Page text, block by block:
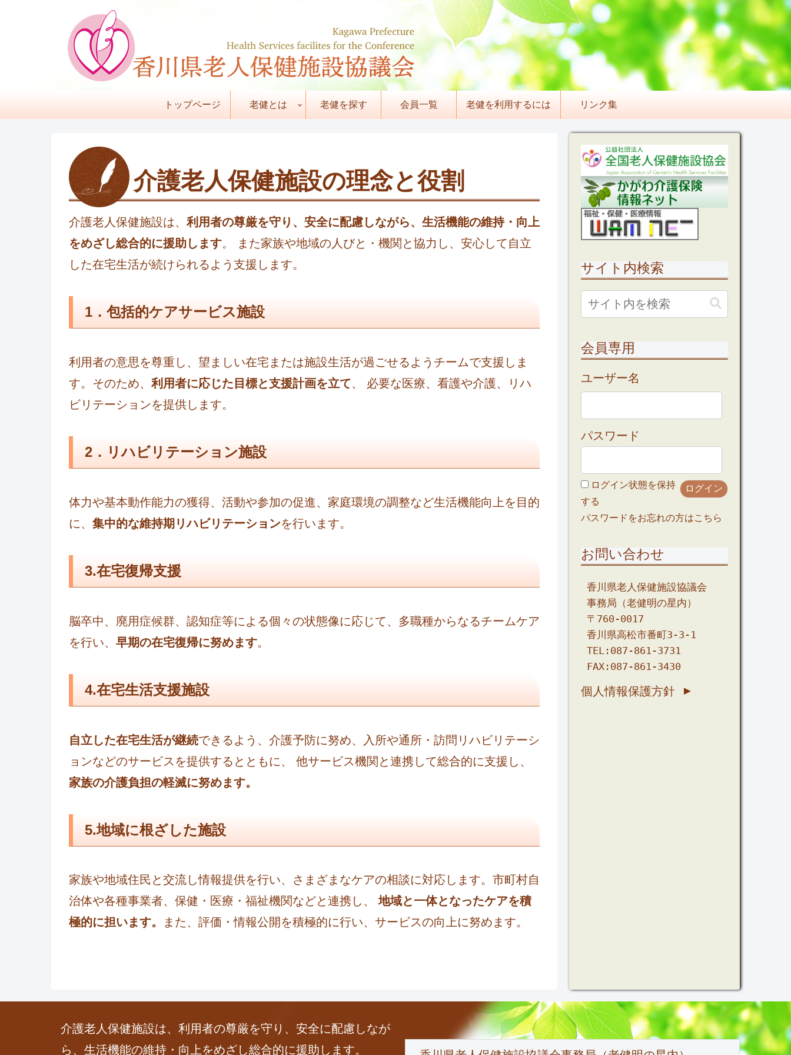
トップページ 老健とは 老健を探す 会員一覧 老健を利用するには リンク集
介護老人保健施設の理念と役割
介護老人保健施設は、利用者の尊厳を守り、安全に配慮しながら、生活機能の維持・向上
をめざし総合的に援助します。 また家族や地域の人びと・機関と協力し、安心して自立
した在宅生活が続けられるよう支援します。
1．包括的ケアサービス施設
利用者の意思を尊重し、望ましい在宅または施設生活が過ごせるようチームで支援しま
す。そのため、利用者に応じた目標と支援計画を立て、 必要な医療、看護や介護、リハ
ビリテーションを提供します。
2．リハビリテーション施設
体力や基本動作能力の獲得、活動や参加の促進、家庭環境の調整など生活機能向上を目的
に、 集中的な維持期リハビリテーションを行います。
3.在宅復帰支援
脳卒中、廃用症候群、認知症等による個々の状態像に応じて、多職種からなるチームケア
を行い、 早期の在宅復帰に努めます。
4.在宅生活支援施設
自立した在宅生活が継続できるよう、介護予防に努め、入所や通所・訪問リハビリテーシ
ョンなどのサービスを提供するとともに、 他サービス機関と連携して総合的に支援し、
家族の介護負担の軽滅に努めます。
5.地域に根ざした施設
家族や地域住民と交流し情報提供を行い、さまざまなケアの相談に対応します。市町村自
治体や各種事業者、保健・医療・福祉機関などと連携し、地域と一体となったケアを積
極的に担います。
また、評価・情報公開を積極的に行い、サービスの向上に努めます。
サイト内検索
会員専用
ユーザー名
パスワード
ログイン状態を保持
する
パスワードをお忘れの方はこちら
お問い合わせ
香川県老人保健施設協議会
事務局（老健明の星内）
〒760-0017
香川県高松市番町3-3-1
TEL:087-861-3731
個人情報保護方針
介護老人保健施設は、利用者の尊厳を守り、安全に配慮しなが
ら、生活機能の維持・向上をめざし総合的に援助します。